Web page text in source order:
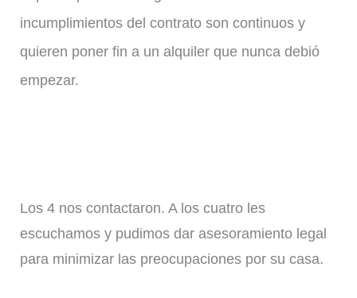
incumplimientos del contrato son continuos y
quieren poner fin a un alquiler que nunca debió
empezar.
Los 4 nos contactaron. A los cuatro les
escuchamos y pudimos dar asesoramiento legal
para minimizar las preocupaciones por su casa.